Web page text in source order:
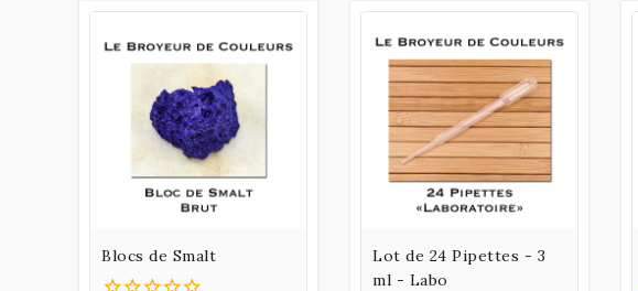
Blocs de Smalt
Lot de 24 Pipettes - 3
ml - Labo